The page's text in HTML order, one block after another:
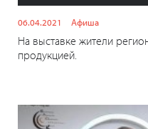
06.04.2021 Афиша
На выставке жители
продукцией.